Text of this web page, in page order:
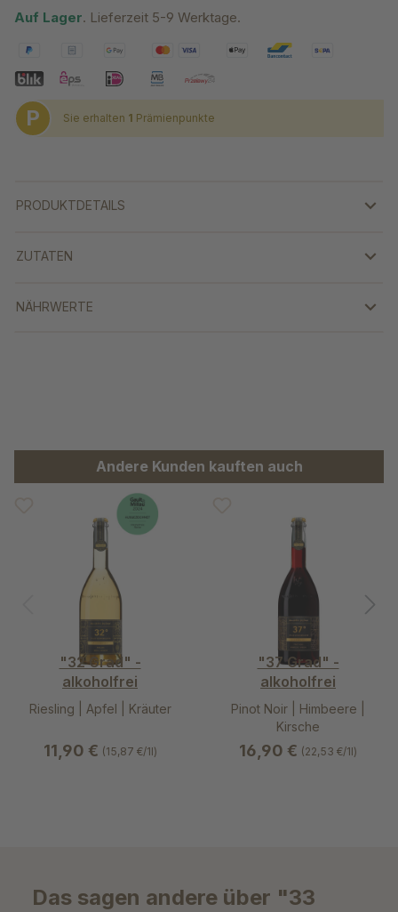
Auf Lager. Lieferzeit 5-9 Werktage.
P Sie erhalten 1 Prämienpunkte
PRODUKTDETAILS
ZUTATEN
NÄHRWERTE
Produktgalerie überspringen
Andere Kunden kauften auch
"32 Grad" -
alkoholfrei
Riesling | Apfel | Kräuter
11,90 € (15,87 €/1l)
"37 Grad" -
alkoholfrei
Pinot Noir | Himbeere |
Kirsche
16,90 € (22,53 €/1l)
Das sagen andere über "33